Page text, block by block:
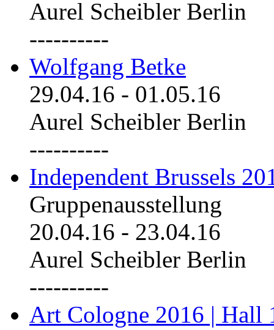
Aurel Scheibler Berlin
----------
Wolfgang Betke
29.04.16 - 01.05.16
Aurel Scheibler Berlin
----------
Independent Brussels
Gruppenausstellung
20.04.16 - 23.04.16
Aurel Scheibler Berlin
----------
Art Cologne 2016 | Hall